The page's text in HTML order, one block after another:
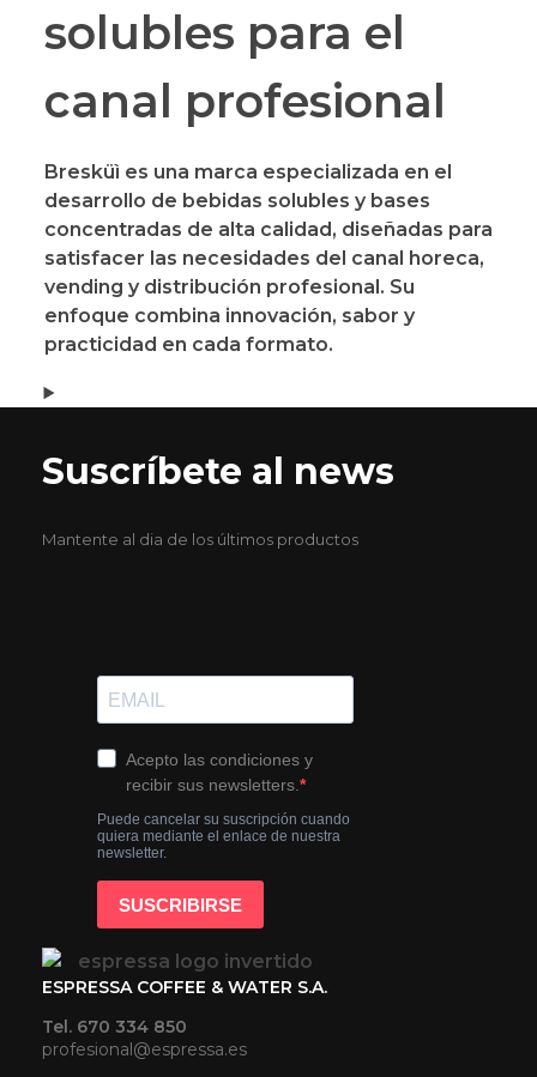
solubles para el
canal profesional
Bresküì es una marca especializada en el
desarrollo de bebidas solubles y bases
concentradas de alta calidad, diseñadas para
satisfacer las necesidades del canal
horeca,
vending y distribución profesional . Su
enfoque combina innovación, sabor y
practicidad en cada formato.
Suscríbete al news
Mantente al dia de los últimos productos
ESPRESSA COFFEE & WATER S.A.
Tel. 670 334 850
profesional@espressa.es